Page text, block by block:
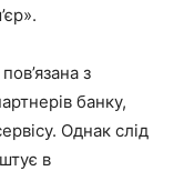
з
банку,
Однак слід
в